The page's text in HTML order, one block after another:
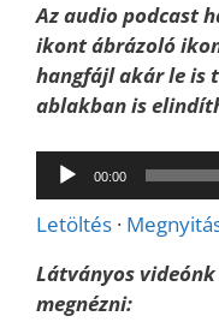
Az audio podcast
ikont ábrázoló
hangfájl akár le is
ablakban is
Audió
lejátszó
00:00
Letöltés ·
Látványos
megnézni: